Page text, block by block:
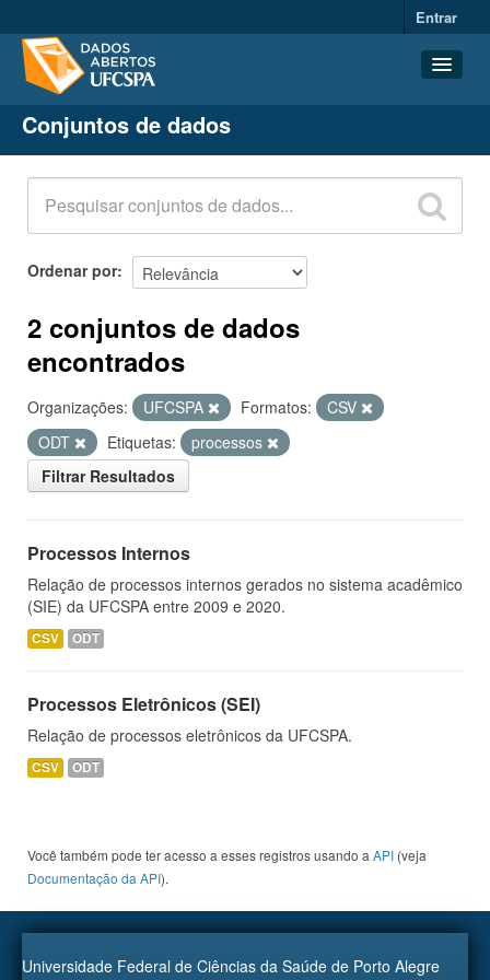
Entrar
Conjuntos de dados
Organizações
Grupos
Sobre
Conjuntos de dados
Ordenar por
2 conjuntos de dados
encontrados
Organizações: UFCSPA Formatos:
CSV
ODT
Etiquetas:
processos
Filtrar Resultados
Processos Internos
Relação de processos internos gerados no sistema acadêmico
(SIE) da UFCSPA entre 2009 e 2020.
CSV ODT
Processos Eletrônicos (SEI)
Relação de processos eletrônicos da UFCSPA.
CSV ODT
Você também pode ter acesso a esses registros usando a API (veja
Documentação da API).
Universidade Federal de Ciências da Saúde de Porto Alegre